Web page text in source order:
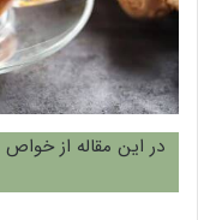
در این مقاله از خواص